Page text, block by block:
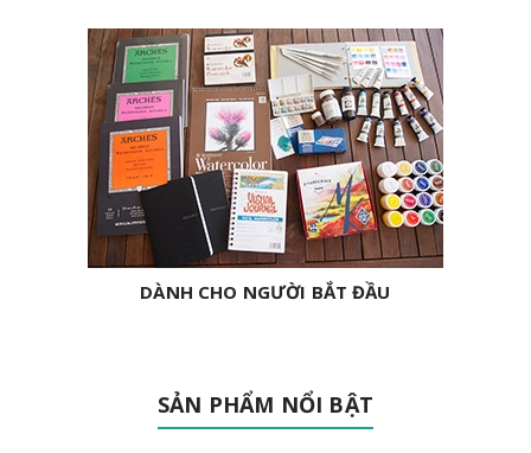
DÀNH CHO NGƯỜI BẮT ĐẦU
SẢN PHẨM NỔI BẬT